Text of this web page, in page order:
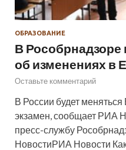
ОБРАЗОВАНИЕ
В
об изменениях в
Оставьте комментарий
В России будет
экзамен, сообщает РИА
пресс-службу
НовостиРИА Новости